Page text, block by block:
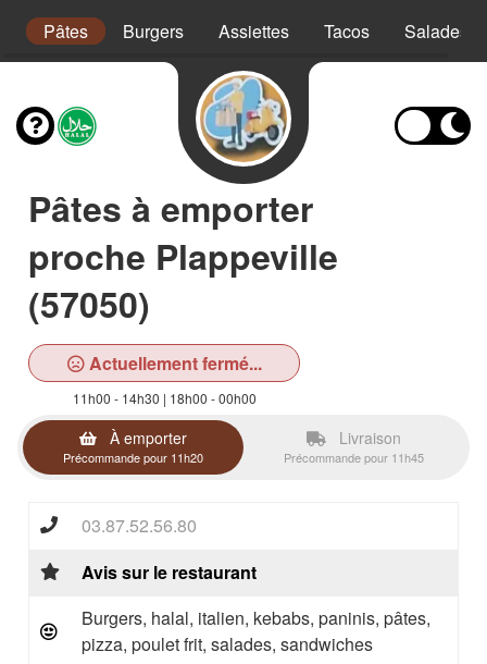
Pâtes Burgers Assiettes Tacos Salades
Pâtes à emporter
proche Plappeville
(57050)
Actuellement fermé...
11h00 - 14h30 | 18h00 - 00h00
À emporter
Précommande pour 11h20
Livraison
Précommande pour 11h45
03.87.52.56.80
Avis sur le restaurant
Burgers, halal, italien, kebabs, paninis, pâtes,
pizza, poulet frit, salades, sandwiches